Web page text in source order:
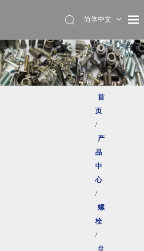
简体中文
首
页
/
产
品
中
心
/
螺
栓
/
盘